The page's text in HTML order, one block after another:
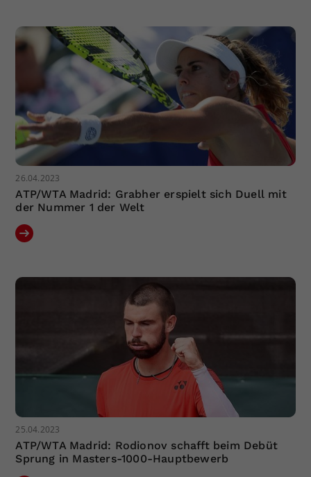
26.04.2023
ATP/WTA Madrid: Grabher erspielt sich Duell mit
der Nummer 1 der Welt
25.04.2023
ATP/WTA Madrid: Rodionov schafft beim Debüt
Sprung in Masters-1000-Hauptbewerb
Zweck
Einstellungen. Unter anderem eine
zufällig generierte ID, für die
historische Speicherung Ihrer
vorgenommen Einstellungen, falls der
Webseiten-Betreiber dies eingestellt
hat.